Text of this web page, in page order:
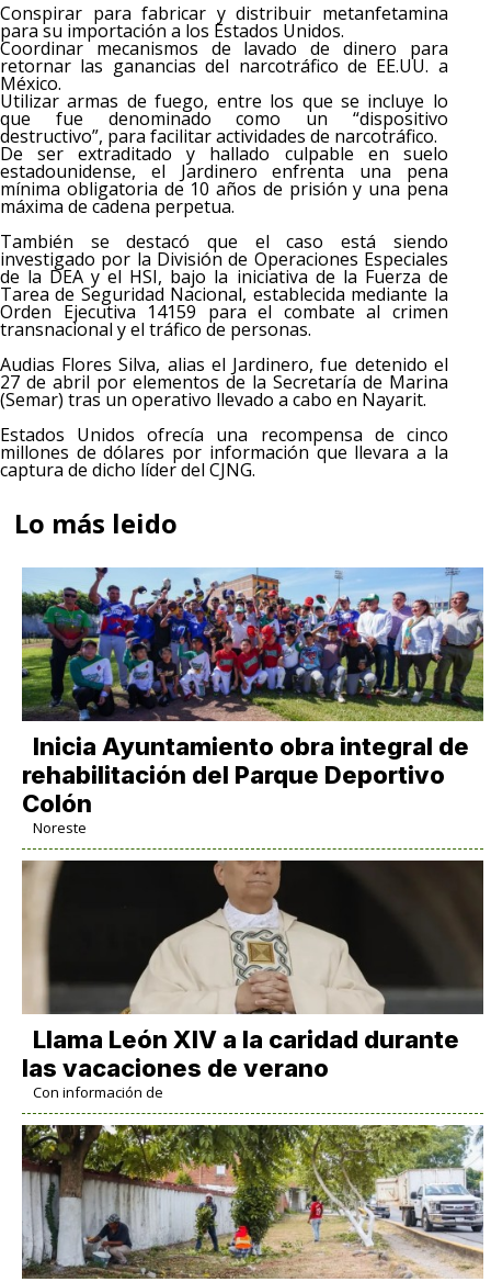
Conspirar para fabricar y distribuir metanfetamina
para su importación a los Estados Unidos.
Coordinar mecanismos de lavado de dinero para
retornar las ganancias del narcotráfico de EE.UU. a
México.
Utilizar armas de fuego, entre los que se incluye lo
que fue denominado como un “dispositivo
destructivo”, para facilitar actividades de narcotráfico.
De ser extraditado y hallado culpable en suelo
estadounidense, el Jardinero enfrenta una pena
mínima obligatoria de 10 años de prisión y una pena
máxima de cadena perpetua.
También se destacó que el caso está siendo
investigado por la División de Operaciones Especiales
de la DEA y el HSI, bajo la iniciativa de la Fuerza de
Tarea de Seguridad Nacional, establecida mediante la
Orden Ejecutiva 14159 para el combate al crimen
transnacional y el tráfico de personas.
Audias Flores Silva, alias el Jardinero, fue detenido el
27 de abril por elementos de la Secretaría de Marina
(Semar) tras un operativo llevado a cabo en Nayarit.
Estados Unidos ofrecía una recompensa de cinco
millones de dólares por información que llevara a la
captura de dicho líder del CJNG.
Lo más leido
Inicia Ayuntamiento obra integral de
rehabilitación del Parque Deportivo
Colón
Noreste
Llama León XIV a la caridad durante
las vacaciones de verano
Con información de